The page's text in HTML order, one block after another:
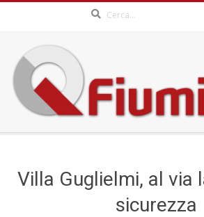
content
MenuVilla Guglielmi, al via
sicurezza